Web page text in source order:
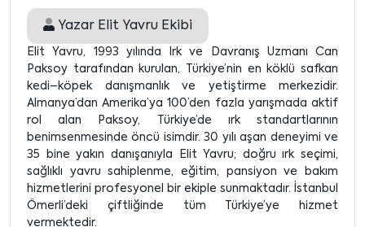
Yazar Elit Yavru Ekibi
Elit Yavru, 1993 yılında Irk ve Davranış Uzmanı Can
Paksoy tarafından kurulan, Türkiye’nin en köklü safkan
kedi–köpek danışmanlık ve yetiştirme merkezidir.
Almanya’dan Amerika’ya 100’den fazla yarışmada aktif
rol alan Paksoy, Türkiye’de ırk standartlarının
benimsenmesinde öncü isimdir. 30 yılı aşan deneyimi ve
35 bine yakın danışanıyla Elit Yavru; doğru ırk seçimi,
sağlıklı yavru sahiplenme, eğitim, pansiyon ve bakım
hizmetlerini profesyonel bir ekiple sunmaktadır. İstanbul
Ömerli’deki çiftliğinde tüm Türkiye’ye hizmet
vermektedir.